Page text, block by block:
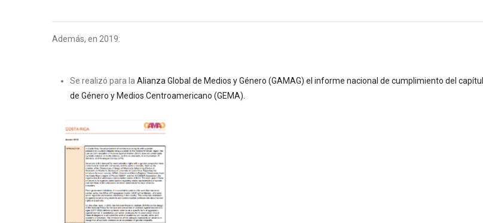
Además, en 2019:
Se realizó para la Alianza Global de Medios y Género (GAMAG) el informe nacional de cumplimiento del
de Género y Medios Centroamericano (GEMA).